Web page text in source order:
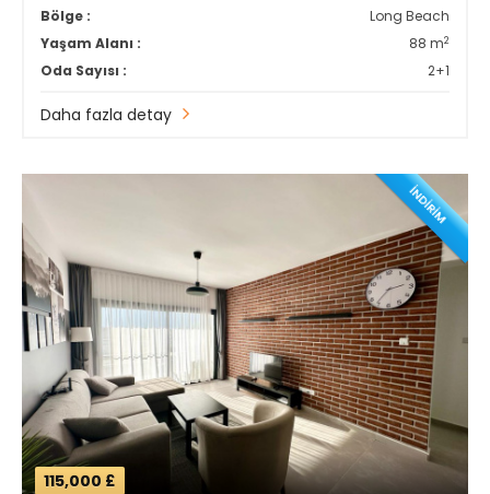
Bölge :
Long Beach
Yaşam Alanı :
88 m2
Oda Sayısı : 2+1
Daha fazla detay
İNDİRİM
115,000 £